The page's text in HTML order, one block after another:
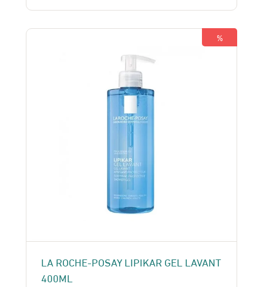
était :
180 Dhs.
est :
150 Dhs.
%
LA ROCHE-POSAY LIPIKAR GEL LAVANT
400ML